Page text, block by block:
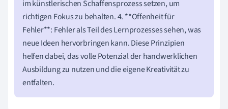
im künstlerischen Schaffensprozess setzen, um
richtigen Fokus zu behalten. 4. **Offenheit für
Fehler**: Fehler als Teil des Lernprozesses sehen, was
neue Ideen hervorbringen kann. Diese Prinzipien
helfen dabei, das volle Potenzial der handwerklichen
Ausbildung zu nutzen und die eigene Kreativität zu
entfalten.